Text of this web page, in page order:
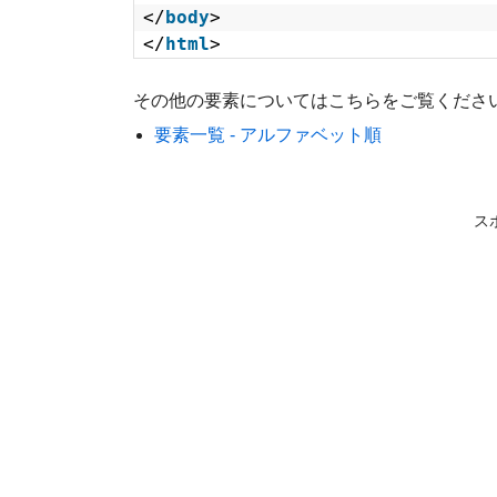
</body>
</html>
その他の要素についてはこちらをご覧くださ
要素一覧 - アルファベット順
ス